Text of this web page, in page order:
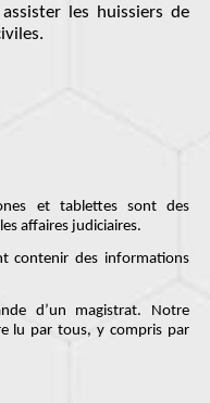
les huissiers de
et tablettes sont des
affaires judiciaires.
contenir des informations
d’un magistrat. Notre
lu par tous, y compris par